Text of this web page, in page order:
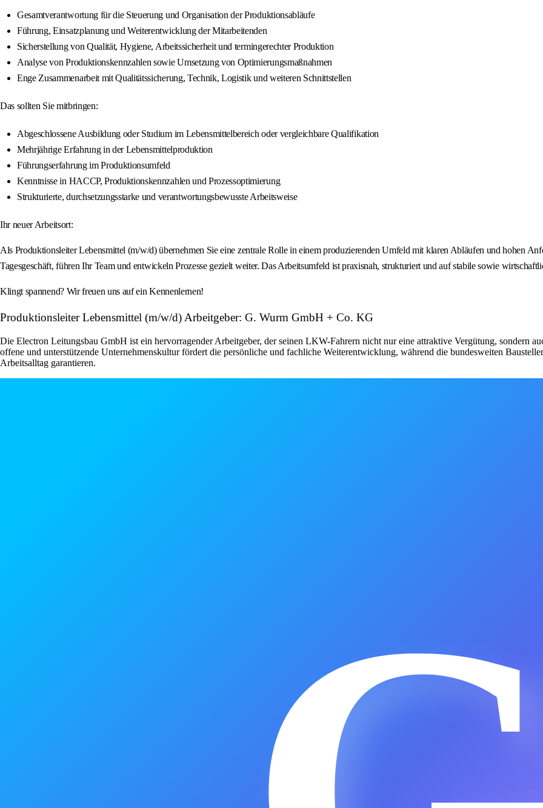
Gesamtverantwortung für die Steuerung und Organisation der Produktionsabläufe
Führung, Einsatzplanung und Weiterentwicklung der Mitarbeitenden
Sicherstellung von Qualität, Hygiene, Arbeitssicherheit und termingerechter Produktion
Analyse von Produktionskennzahlen sowie Umsetzung von Optimierungsmaßnahmen
Enge Zusammenarbeit mit Qualitätssicherung, Technik, Logistik und weiteren Schnittstellen
Das sollten Sie mitbringen:
Abgeschlossene Ausbildung oder Studium im Lebensmittelbereich oder vergleichbare Qualifikation
Mehrjährige Erfahrung in der Lebensmittelproduktion
Führungserfahrung im Produktionsumfeld
Kenntnisse in HACCP, Produktionskennzahlen und Prozessoptimierung
Strukturierte, durchsetzungsstarke und verantwortungsbewusste Arbeitsweise
Ihr neuer Arbeitsort:
Als Produktionsleiter Lebensmittel (m/w/d) übernehmen Sie eine zentrale Rolle in einem produzierenden Umfeld mit klaren Abläufen und hohen
Tagesgeschäft, führen Ihr Team und entwickeln Prozesse gezielt weiter. Das Arbeitsumfeld ist praxisnah, strukturiert und auf stabile sowie
Klingt spannend? Wir freuen uns auf ein Kennenlernen!
Produktionsleiter Lebensmittel (m/w/d) Arbeitgeber: G. Wurm GmbH + Co. KG
Die Electron Leitungsbau GmbH ist ein hervorragender Arbeitgeber, der seinen LKW-Fahrern nicht nur eine attraktive Vergütung, sondern
offene und unterstützende Unternehmenskultur fördert die persönliche und fachliche Weiterentwicklung, während die bundesweiten
Arbeitsalltag garantieren.